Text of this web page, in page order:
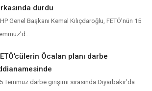
durdu
Genel Başkanı Kemal Kılıçdaroğlu, FETÖ’nün 15
Öcalan planı darbe
Temmuz darbe girişimi sırasında Diyarbakır’da